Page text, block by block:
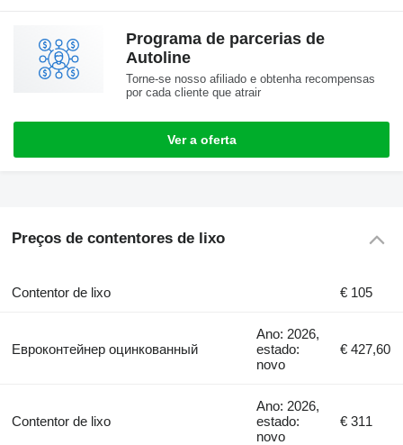
Programa de parcerias de
Autoline
Torne-se nosso afiliado e obtenha recompensas
por cada cliente que atrair
Ver a oferta
Preços de contentores de lixo
Contentor de lixo € 105
Евроконтейнер оцинкованный
Ano: 2026,
estado:
novo
€ 427,60
Contentor de lixo
Ano: 2026,
estado:
novo
€ 311